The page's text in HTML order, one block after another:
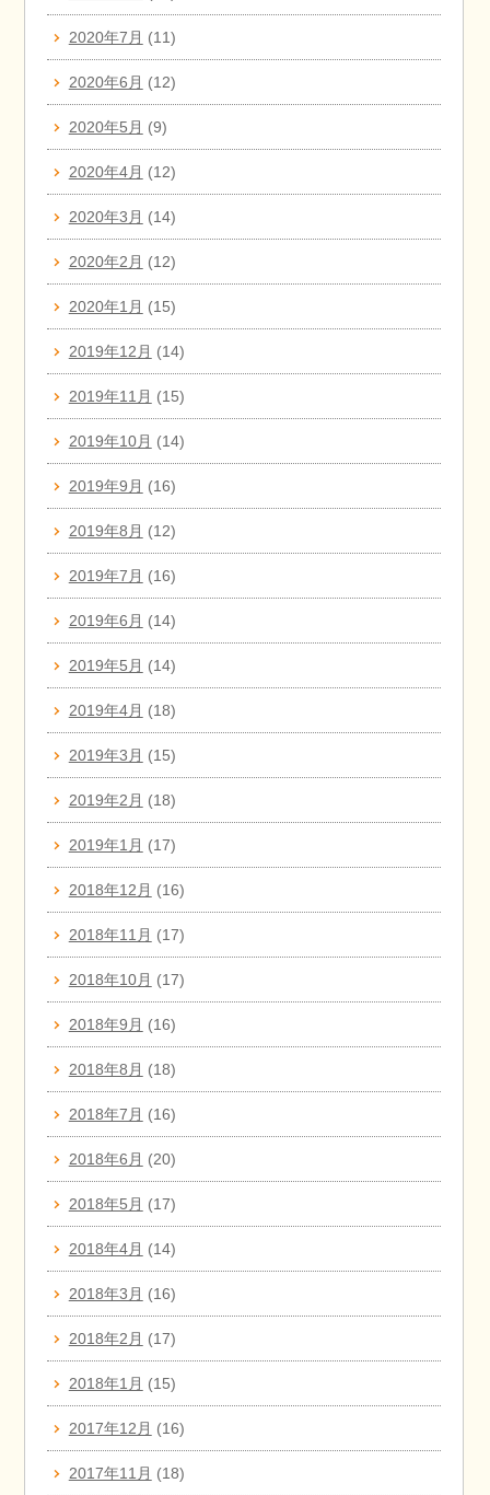
2020年7月 (11)
2020年6月 (12)
2020年5月 (9)
2020年4月 (12)
2020年3月 (14)
2020年2月 (12)
2020年1月 (15)
2019年12月 (14)
2019年11月 (15)
2019年10月 (14)
2019年9月 (16)
2019年8月 (12)
2019年7月 (16)
2019年6月 (14)
2019年5月 (14)
2019年4月 (18)
2019年3月 (15)
2019年2月 (18)
2019年1月 (17)
2018年12月 (16)
2018年11月 (17)
2018年10月 (17)
2018年9月 (16)
2018年8月 (18)
2018年7月 (16)
2018年6月 (20)
2018年5月 (17)
2018年4月 (14)
2018年3月 (16)
2018年2月 (17)
2018年1月 (15)
2017年12月 (16)
2017年11月 (18)